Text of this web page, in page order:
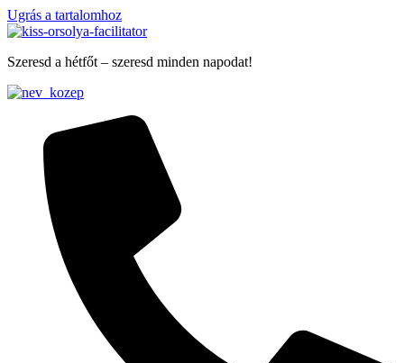
Ugrás a tartalomhoz
Szeresd a hétfőt – szeresd minden napodat!